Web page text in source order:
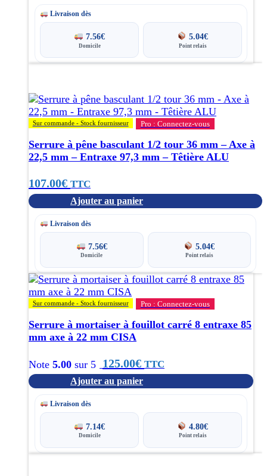
Livraison dès
7.56€
Domicile
5.04€
Point relais
Sur commande - Stock fournisseur Pro : Connectez-vous
Serrure à pêne basculant 1/2 tour 36 mm – Axe à
22,5 mm – Entraxe 97,3 mm – Têtière ALU
107.00€ TTC
Ajouter au panier
Livraison dès
7.56€
Domicile
5.04€
Point relais
Sur commande - Stock fournisseur Pro : Connectez-vous
Serrure à mortaiser à fouillot carré 8 entraxe 85
mm axe à 22 mm CISA
Note 5.00 sur 5 125.00€ TTC
Ajouter au panier
Livraison dès
7.14€
Domicile
4.80€
Point relais